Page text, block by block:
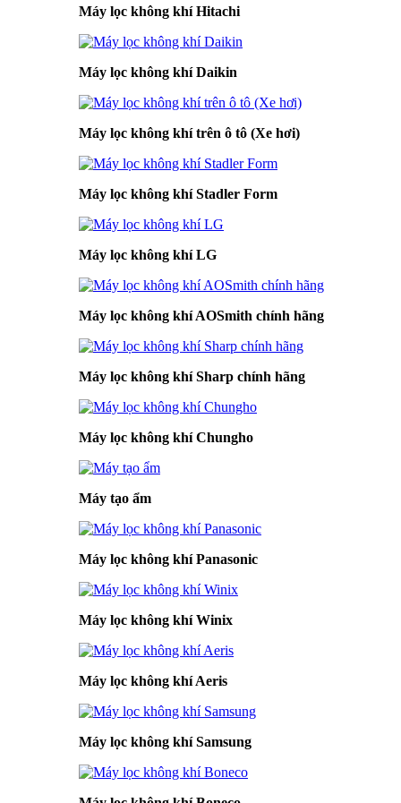
Máy lọc không khí Hitachi
Máy lọc không khí Daikin
Máy lọc không khí trên ô tô (Xe hơi)
Máy lọc không khí Stadler Form
Máy lọc không khí LG
Máy lọc không khí AOSmith chính hãng
Máy lọc không khí Sharp chính hãng
Máy lọc không khí Chungho
Máy tạo ẩm
Máy lọc không khí Panasonic
Máy lọc không khí Winix
Máy lọc không khí Aeris
Máy lọc không khí Samsung